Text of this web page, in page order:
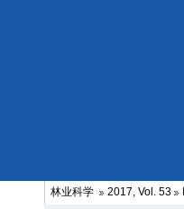
林业科学 2017, Vol. 53